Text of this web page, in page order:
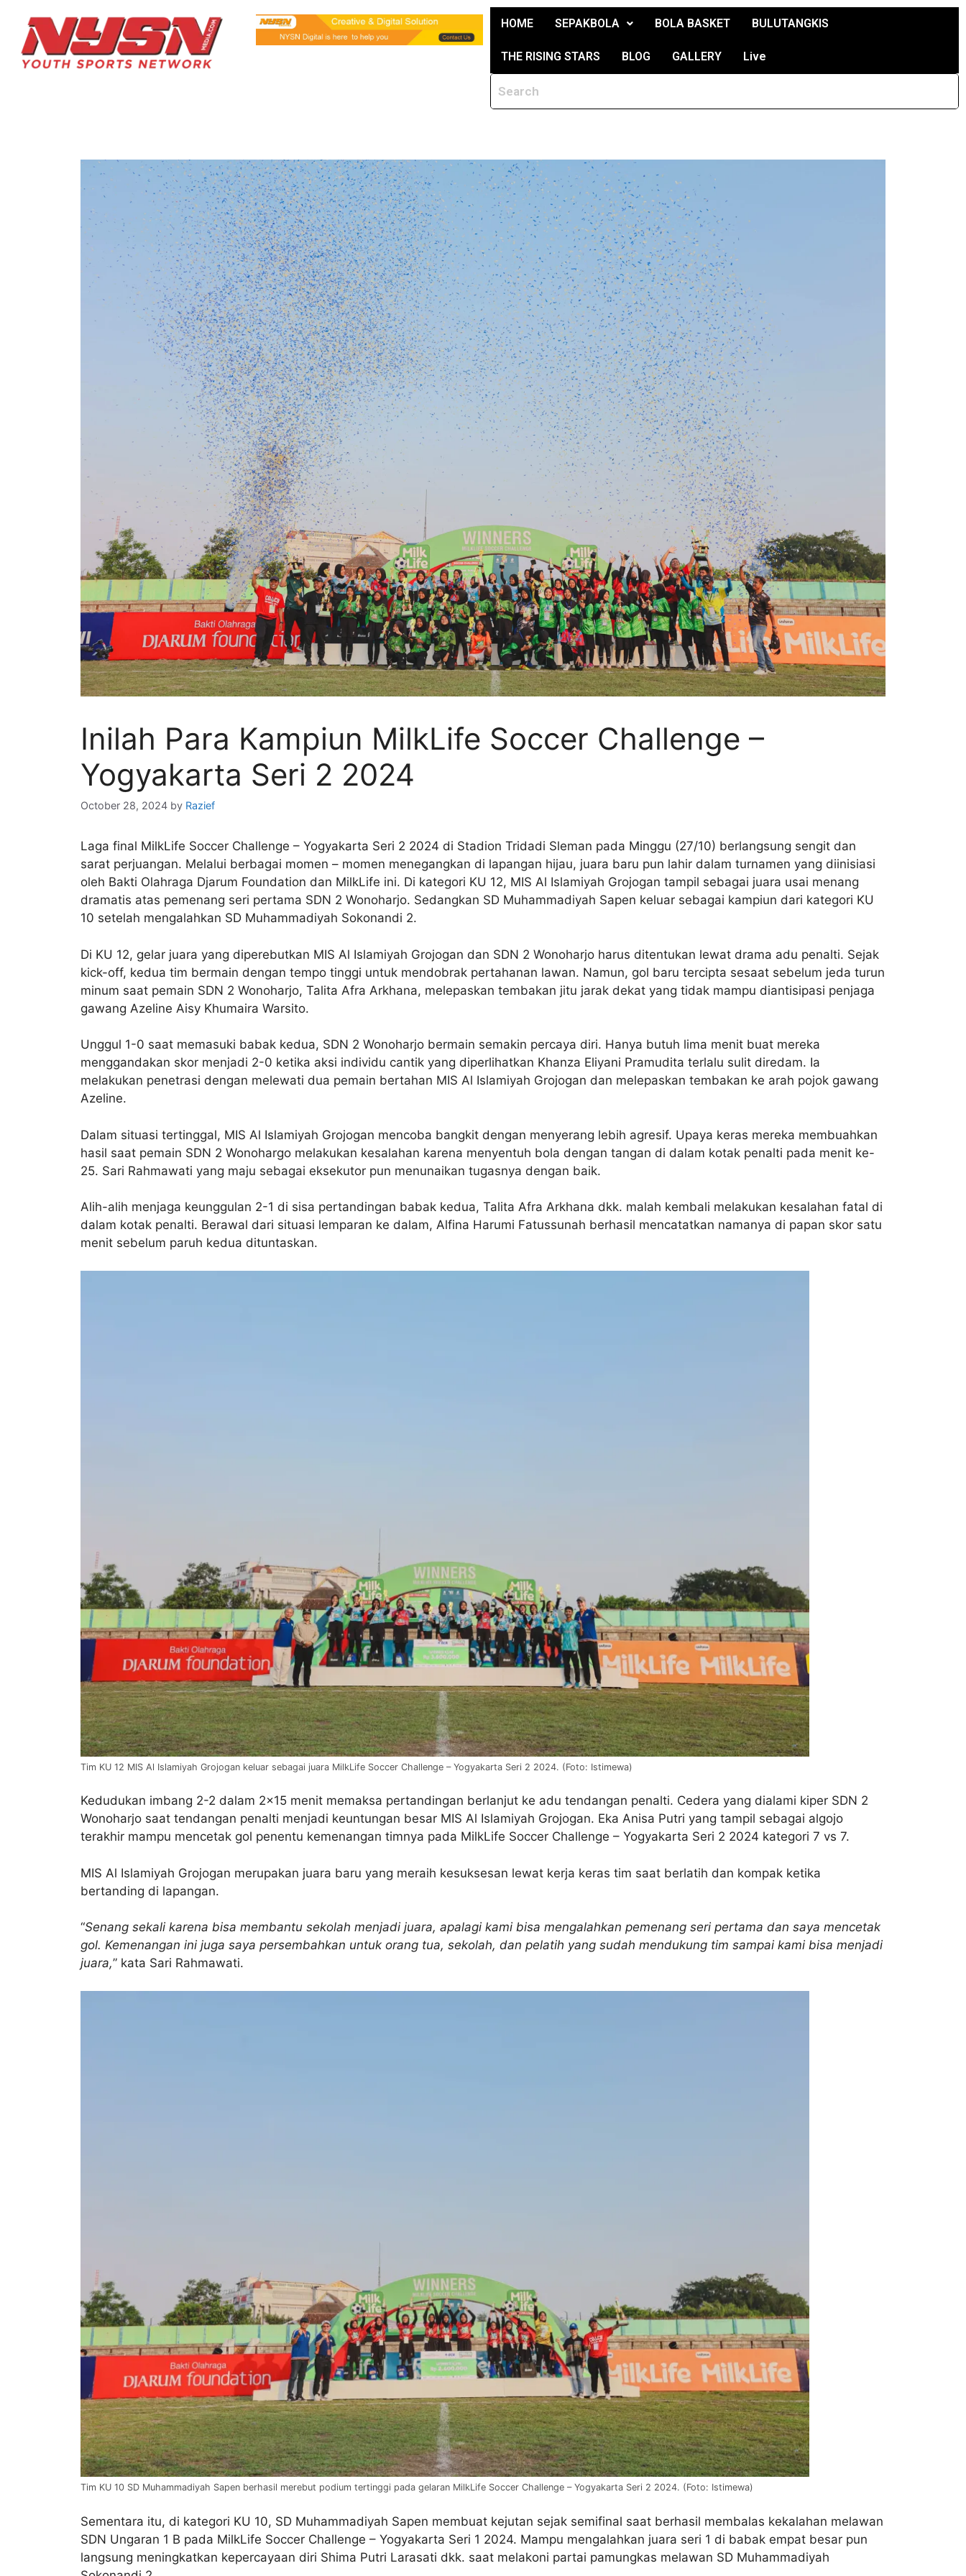
HOME SEPAKBOLA BOLA BASKET BULUTANGKIS
THE RISING STARS BLOG GALLERY Live
Inilah Para Kampiun MilkLife Soccer Challenge –
Yogyakarta Seri 2 2024
October 28, 2024 by Razief
Laga final MilkLife Soccer Challenge – Yogyakarta Seri 2 2024 di Stadion Tridadi Sleman pada Minggu (27/10) berlangsung sengit dan
sarat perjuangan. Melalui berbagai momen – momen menegangkan di lapangan hijau, juara baru pun lahir dalam turnamen yang diinisiasi
oleh Bakti Olahraga Djarum Foundation dan MilkLife ini. Di kategori KU 12, MIS Al Islamiyah Grojogan tampil sebagai juara usai menang
dramatis atas pemenang seri pertama SDN 2 Wonoharjo. Sedangkan SD Muhammadiyah Sapen keluar sebagai kampiun dari kategori KU
10 setelah mengalahkan SD Muhammadiyah Sokonandi 2.
Di KU 12, gelar juara yang diperebutkan MIS Al Islamiyah Grojogan dan SDN 2 Wonoharjo harus ditentukan lewat drama adu penalti. Sejak
kick-off, kedua tim bermain dengan tempo tinggi untuk mendobrak pertahanan lawan. Namun, gol baru tercipta sesaat sebelum jeda turun
minum saat pemain SDN 2 Wonoharjo, Talita Afra Arkhana, melepaskan tembakan jitu jarak dekat yang tidak mampu diantisipasi penjaga
gawang Azeline Aisy Khumaira Warsito.
Unggul 1-0 saat memasuki babak kedua, SDN 2 Wonoharjo bermain semakin percaya diri. Hanya butuh lima menit buat mereka
menggandakan skor menjadi 2-0 ketika aksi individu cantik yang diperlihatkan Khanza Eliyani Pramudita terlalu sulit diredam. Ia
melakukan penetrasi dengan melewati dua pemain bertahan MIS Al Islamiyah Grojogan dan melepaskan tembakan ke arah pojok gawang
Azeline.
Dalam situasi tertinggal, MIS Al Islamiyah Grojogan mencoba bangkit dengan menyerang lebih agresif. Upaya keras mereka membuahkan
hasil saat pemain SDN 2 Wonohargo melakukan kesalahan karena menyentuh bola dengan tangan di dalam kotak penalti pada menit ke-
25. Sari Rahmawati yang maju sebagai eksekutor pun menunaikan tugasnya dengan baik.
Alih-alih menjaga keunggulan 2-1 di sisa pertandingan babak kedua, Talita Afra Arkhana dkk. malah kembali melakukan kesalahan fatal di
dalam kotak penalti. Berawal dari situasi lemparan ke dalam, Alfina Harumi Fatussunah berhasil mencatatkan namanya di papan skor satu
menit sebelum paruh kedua dituntaskan.
Tim KU 12 MIS Al Islamiyah Grojogan keluar sebagai juara MilkLife Soccer Challenge – Yogyakarta Seri 2 2024. (Foto: Istimewa)
Kedudukan imbang 2-2 dalam 2×15 menit memaksa pertandingan berlanjut ke adu tendangan penalti. Cedera yang dialami kiper SDN 2
Wonoharjo saat tendangan penalti menjadi keuntungan besar MIS Al Islamiyah Grojogan. Eka Anisa Putri yang tampil sebagai algojo
terakhir mampu mencetak gol penentu kemenangan timnya pada MilkLife Soccer Challenge – Yogyakarta Seri 2 2024 kategori 7 vs 7.
MIS Al Islamiyah Grojogan merupakan juara baru yang meraih kesuksesan lewat kerja keras tim saat berlatih dan kompak ketika
bertanding di lapangan.
“Senang sekali karena bisa membantu sekolah menjadi juara, apalagi kami bisa mengalahkan pemenang seri pertama dan saya mencetak
gol. Kemenangan ini juga saya persembahkan untuk orang tua, sekolah, dan pelatih yang sudah mendukung tim sampai kami bisa menjadi
juara,” kata Sari Rahmawati.
Tim KU 10 SD Muhammadiyah Sapen berhasil merebut podium tertinggi pada gelaran MilkLife Soccer Challenge – Yogyakarta Seri 2 2024. (Foto: Istimewa)
Sementara itu, di kategori KU 10, SD Muhammadiyah Sapen membuat kejutan sejak semifinal saat berhasil membalas kekalahan melawan
SDN Ungaran 1 B pada MilkLife Soccer Challenge – Yogyakarta Seri 1 2024. Mampu mengalahkan juara seri 1 di babak empat besar pun
langsung meningkatkan kepercayaan diri Shima Putri Larasati dkk. saat melakoni partai pamungkas melawan SD Muhammadiyah